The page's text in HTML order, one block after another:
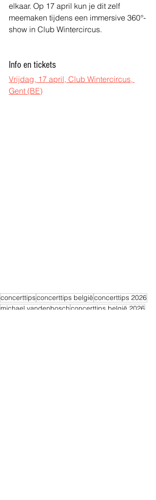
elkaar. Op 17 april kun je dit zelf
meemaken tijdens een immersive 360°-
show in Club Wintercircus.
Info en tickets
Vrijdag, 17 april, Club Wintercircus,
Gent (BE)
concerttipsconcerttips belgiëconcerttips 2026
michael vandenboschconcerttips belgië 2026